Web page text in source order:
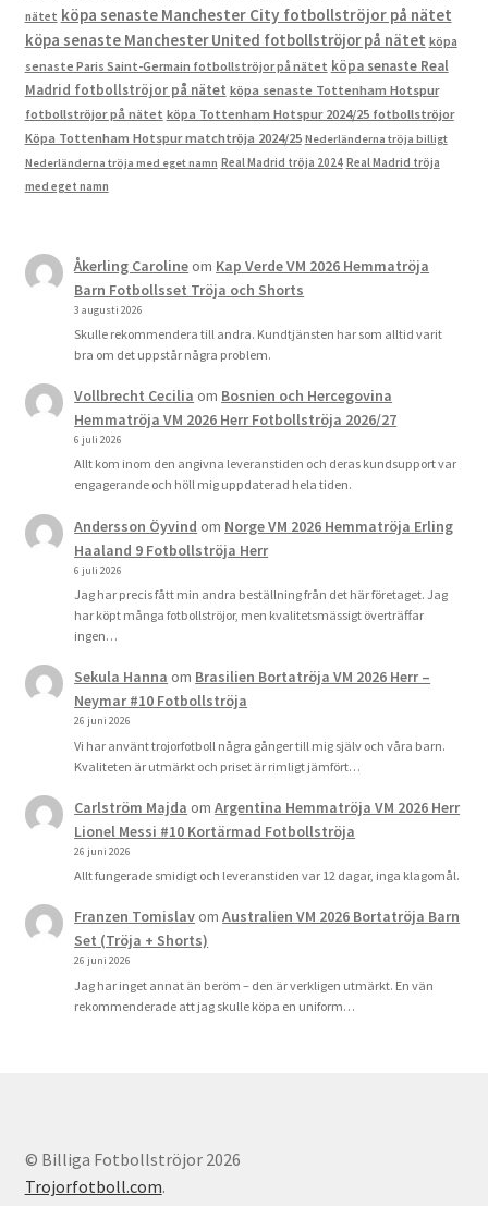
nätet köpa senaste Manchester City fotbollströjor på nätet
köpa senaste Manchester United fotbollströjor på nätet köpa
senaste Paris Saint-Germain fotbollströjor på nätet köpa senaste Real
Madrid fotbollströjor på nätet köpa senaste Tottenham Hotspur
fotbollströjor på nätet köpa Tottenham Hotspur 2024/25 fotbollströjor
Köpa Tottenham Hotspur matchtröja 2024/25 Nederländerna tröja billigt
Nederländerna tröja med eget namn Real Madrid tröja 2024 Real Madrid tröja
med eget namn
Åkerling Carolineom Kap Verde VM 2026 Hemmatröja
Barn Fotbollsset Tröja och Shorts
3 augusti 2026
Skulle rekommendera till andra. Kundtjänsten har som alltid varit
bra om det uppstår några problem.
Vollbrecht Cecilia om Bosnien och Hercegovina
Hemmatröja VM 2026 Herr Fotbollströja 2026/27
6 juli 2026
Allt kom inom den angivna leveranstiden och deras kundsupport var
engagerande och höll mig uppdaterad hela tiden.
Andersson Öyvind om Norge VM 2026 Hemmatröja Erling
Haaland 9 Fotbollströja Herr
6 juli 2026
Jag har precis fått min andra beställning från det här företaget. Jag
har köpt många fotbollströjor, men kvalitetsmässigt överträffar
ingen…
Sekula Hanna om Brasilien Bortatröja VM 2026 Herr –
Neymar #10 Fotbollströja
26 juni 2026
Vi har använt trojorfotboll några gånger till mig själv och våra barn.
Kvaliteten är utmärkt och priset är rimligt jämfört…
Carlström Majda omArgentina Hemmatröja VM 2026 Herr
Lionel Messi #10 Kortärmad Fotbollströja
26 juni 2026
Allt fungerade smidigt och leveranstiden var 12 dagar, inga klagomål.
Franzen TomislavomAustralien VM 2026 Bortatröja Barn
Set (Tröja + Shorts)
26 juni 2026
Jag har inget annat än beröm – den är verkligen utmärkt. En vän
rekommenderade att jag skulle köpa en uniform…
© Billiga Fotbollströjor 2026
Trojorfotboll.com.